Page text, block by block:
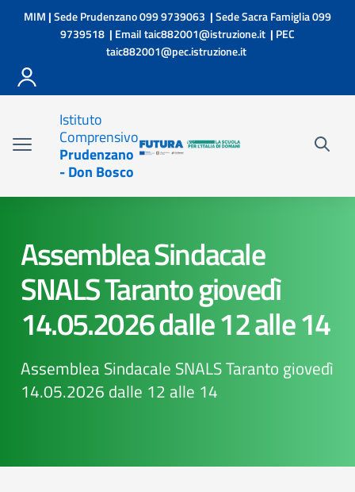
Vai ai contenuti
Vai al menu di navigazione
Vai al footer
MIM |Sede Prudenzano099 9739063 |Sede Sacra Famiglia099
9739518 | Emailtaic882001@istruzione.it | PEC
taic882001@pec.istruzione.it
Istituto
Comprensivo
Prudenzano
- Don Bosco
Assemblea Sindacale
SNALS Taranto giovedì
14.05.2026 dalle 12 alle 14
Assemblea Sindacale SNALS Taranto giovedì
14.05.2026 dalle 12 alle 14